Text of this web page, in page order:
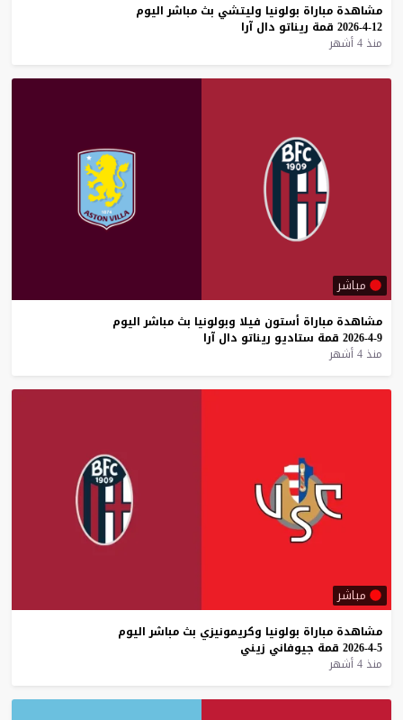
مشاهدة مباراة بولونيا وليتشي بث مباشر اليوم
12-4-2026
قمة ريناتو دال آرا
منذ 4 أشهر
مباشر
مشاهدة مباراة أستون فيلا وبولونيا بث مباشر اليوم
9-4-2026
قمة ستاديو ريناتو دال آرا
منذ 4 أشهر
مباشر
مشاهدة مباراة بولونيا وكريمونيزي بث مباشر اليوم
5-4-2026
قمة جيوفاني زيني
منذ 4 أشهر